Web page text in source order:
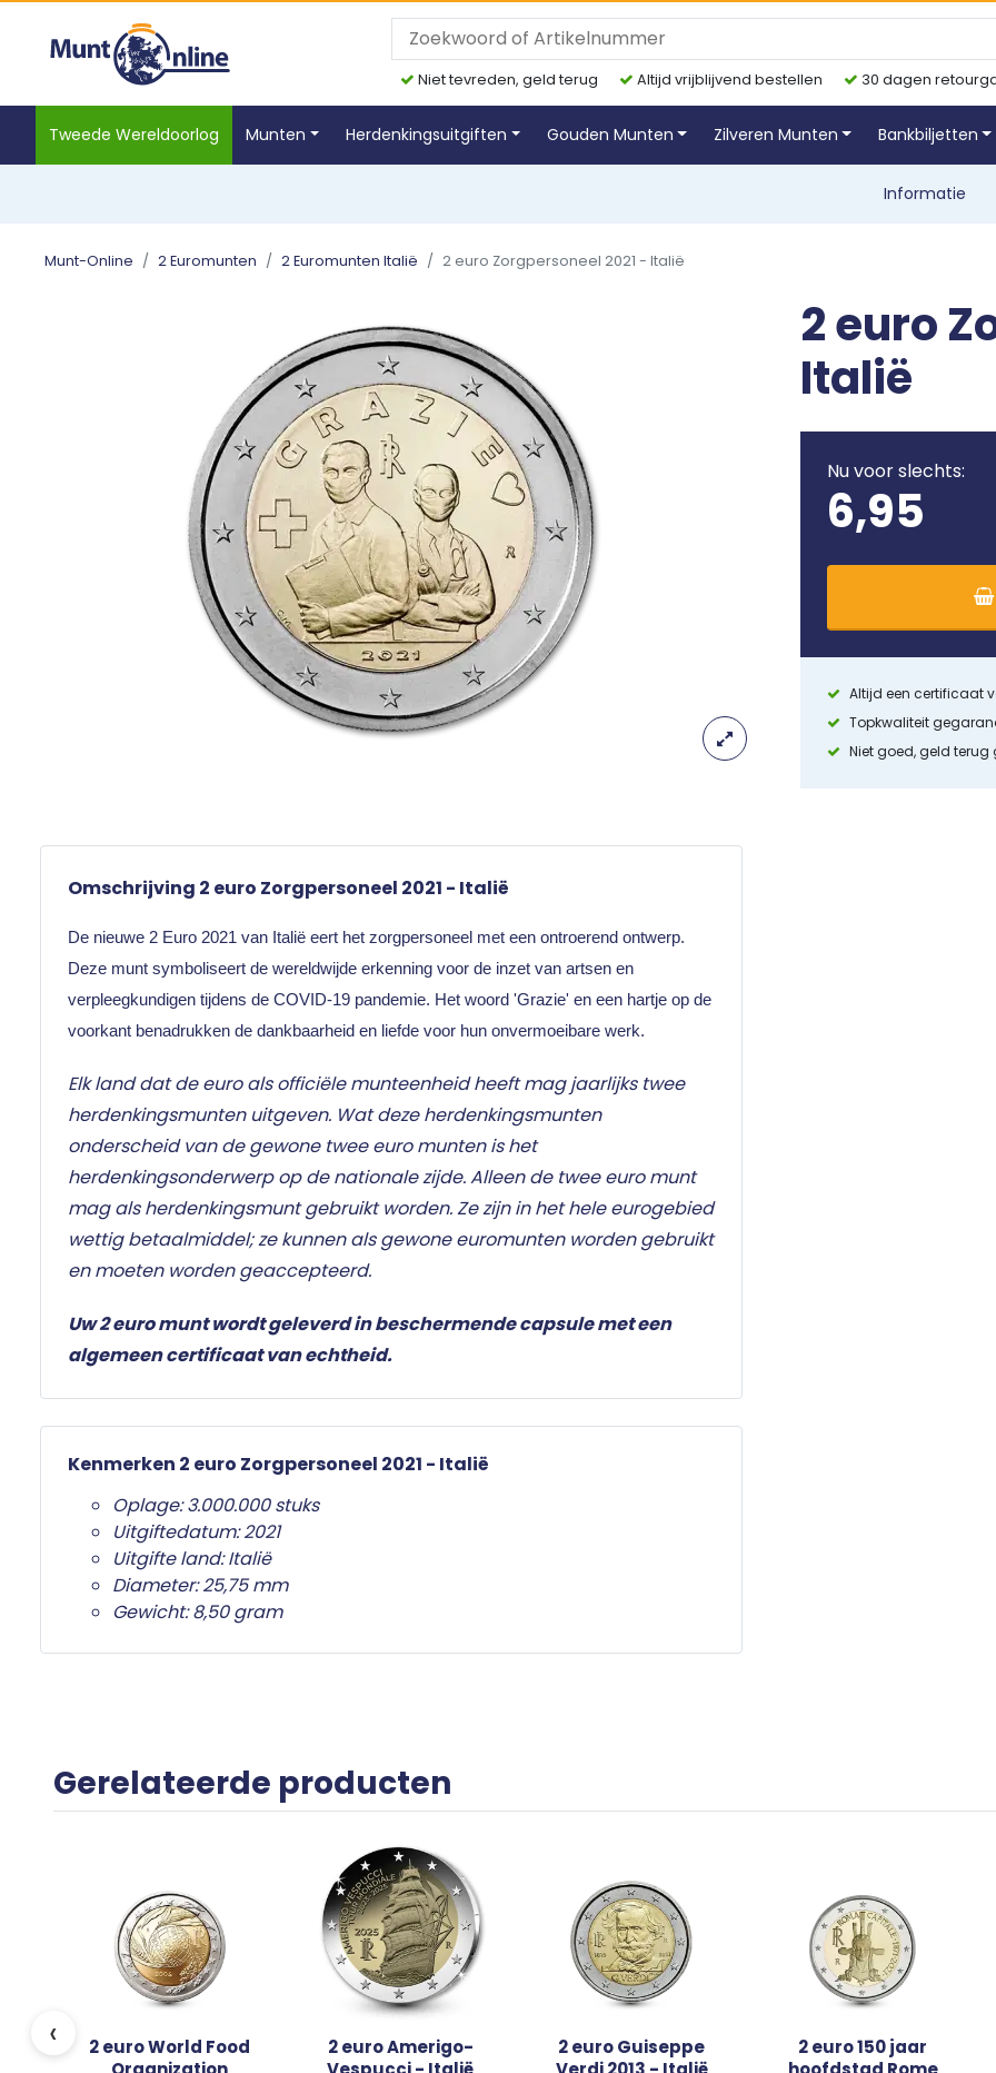
Niet tevreden, geld terug Altijd vrijblijvend bestellen 30 dagen
Tweede Wereldoorlog Munten Herdenkingsuitgiften Gouden Munten Zilveren Munten Bankbiljetten
Informatie
Munt-Online 2 Euromunten 2 Euromunten Italië 2 euro Zorgpersoneel 2021 - Italië
Omschrijving 2 euro Zorgpersoneel 2021 - Italië
De nieuwe 2 Euro 2021 van Italië eert het zorgpersoneel met een ontroerend ontwerp.
Deze munt symboliseert de wereldwijde erkenning voor de inzet van artsen en
verpleegkundigen tijdens de COVID-19 pandemie. Het woord 'Grazie' en een hartje op de
voorkant benadrukken de dankbaarheid en liefde voor hun onvermoeibare werk.
Elk land dat de euro als officiële munteenheid heeft mag jaarlijks twee
herdenkingsmunten uitgeven. Wat deze herdenkingsmunten
onderscheid van de gewone twee euro munten is het
herdenkingsonderwerp op de nationale zijde. Alleen de twee euro munt
mag als herdenkingsmunt gebruikt worden. Ze zijn in het hele eurogebied
wettig betaalmiddel; ze kunnen als gewone euromunten worden gebruikt
en moeten worden geaccepteerd.
Uw 2 euro munt wordt geleverd in beschermende capsule met een
algemeen certificaat van echtheid.
Kenmerken 2 euro Zorgpersoneel 2021 - Italië
Oplage: 3.000.000 stuks
Uitgiftedatum: 2021
Uitgifte land: Italië
Diameter: 25,75 mm
Gewicht: 8,50 gram
2 euro
Italië
Nu voor slechts:
6,95
Altijd een certificaat
Topkwaliteit
Niet goed, geld terug
Gerelateerde producten
‹
2 euro World Food
2 euro Amerigo-
2 euro Guiseppe
2 euro 150 jaar